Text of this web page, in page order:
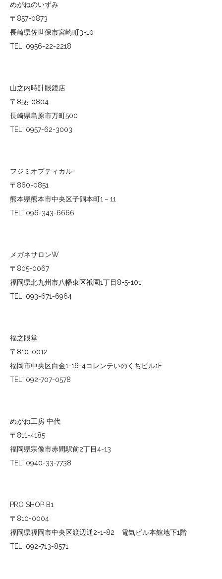
めがねのいずみ
〒857-0873
長崎県佐世保市宮崎町3-10
TEL: 0956-22-2218
山之内時計眼鏡店
〒855-0804
長崎県島原市万町500
TEL: 0957-62-3003
フジミオプティカル
〒860-0851
熊本県熊本市中央区子飼本町1－11
TEL: 096-343-6666
メガネサロンW
〒805-0067
福岡県北九州市八幡東区祇園1丁目8-5-101
TEL: 093-671-6964
福之眼堂
〒810-0012
福岡市中央区白金1-16-4コレンテいのくちビル1F
TEL: 092-707-0578
めがね工房 中代
〒811-4185
福岡県宗像市赤間駅前2丁目4-13
TEL: 0940-33-7738
PRO SHOP B1
〒810-0004
福岡県福岡市中央区渡辺通2-1-82 電気ビル本館地下1階
TEL: 092-713-8571